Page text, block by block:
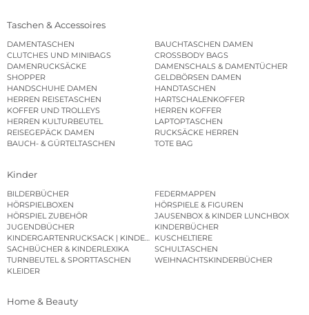
Taschen & Accessoires
DAMENTASCHEN
BAUCHTASCHEN DAMEN
CLUTCHES UND MINIBAGS
CROSSBODY BAGS
DAMENRUCKSÄCKE
DAMENSCHALS & DAMENTÜCHER
SHOPPER
GELDBÖRSEN DAMEN
HANDSCHUHE DAMEN
HANDTASCHEN
HERREN REISETASCHEN
HARTSCHALENKOFFER
KOFFER UND TROLLEYS
HERREN KOFFER
HERREN KULTURBEUTEL
LAPTOPTASCHEN
REISEGEPÄCK DAMEN
RUCKSÄCKE HERREN
BAUCH- & GÜRTELTASCHEN
TOTE BAG
Kinder
BILDERBÜCHER
FEDERMAPPEN
HÖRSPIELBOXEN
HÖRSPIELE & FIGUREN
HÖRSPIEL ZUBEHÖR
JAUSENBOX & KINDER LUNCHBOX
JUGENDBÜCHER
KINDERBÜCHER
KINDERGARTENRUCKSACK | KINDERGARTENBEUTEL
KUSCHELTIERE
SACHBÜCHER & KINDERLEXIKA
SCHULTASCHEN
TURNBEUTEL & SPORTTASCHEN
WEIHNACHTSKINDERBÜCHER
KLEIDER
Home & Beauty